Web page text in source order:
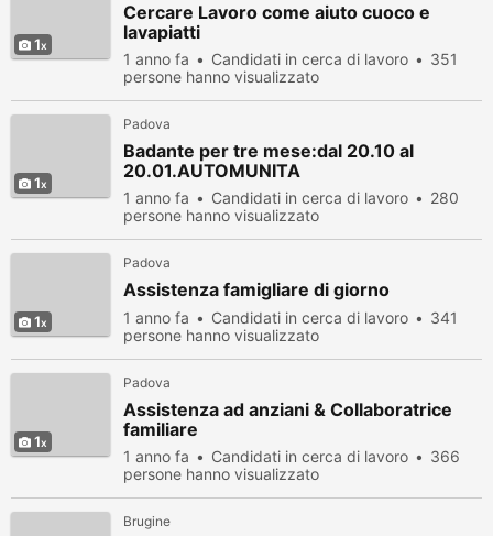
1
Cercare Lavoro come aiuto cuoco e
lavapiatti
1 anno fa Candidati in cerca di lavoro
351
persone hanno visualizzato
1
Padova
Badante per tre mese:dal 20.10 al
20.01.AUTOMUNITA
1 anno fa Candidati in cerca di lavoro
280
persone hanno visualizzato
1
Padova
Assistenza famigliare di giorno
1 anno fa Candidati in cerca di lavoro
341
persone hanno visualizzato
1
Padova
Assistenza ad anziani & Collaboratrice
familiare
1 anno fa Candidati in cerca di lavoro
366
persone hanno visualizzato
Brugine